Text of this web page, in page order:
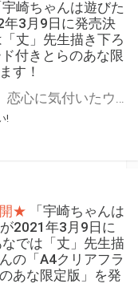
宇崎ちゃんは遊びた
3月9日に発売決
丈」先生描き下ろ
付きとらのあな限
す！
!
★
「宇崎ちゃんは
2021年3月9日に
では「丈」先生描
の「A4クリアフラ
あな限定版」を発